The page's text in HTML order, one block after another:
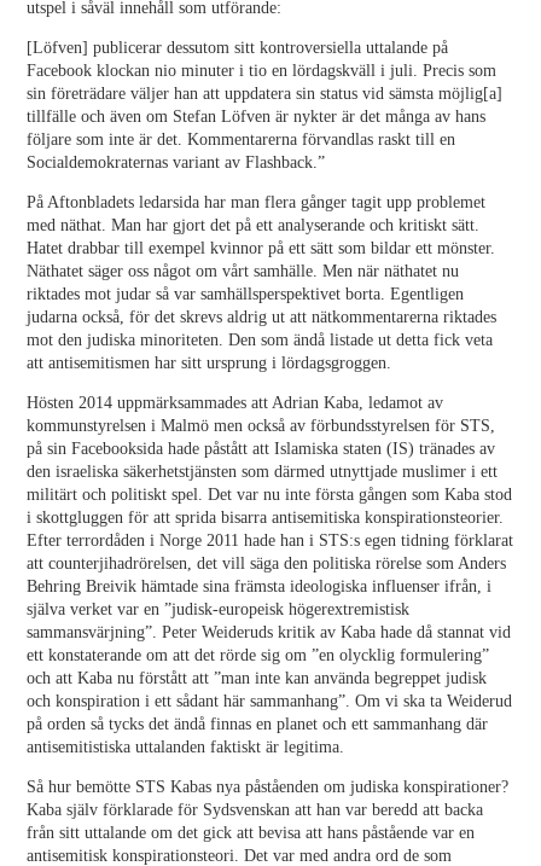
utspel i såväl innehåll som utförande:
[Löfven] publicerar dessutom sitt kontroversiella uttalande på
Facebook klockan nio minuter i tio en lördagskväll i juli. Precis som
sin företrädare väljer han att uppdatera sin status vid sämsta möjlig[a]
tillfälle och även om Stefan Löfven är nykter är det många av hans
följare som inte är det. Kommentarerna förvandlas raskt till en
Socialdemokraternas variant av Flashback.”
På Aftonbladets ledarsida har man flera gånger tagit upp problemet
med näthat. Man har gjort det på ett analyserande och kritiskt sätt.
Hatet drabbar till exempel kvinnor på ett sätt som bildar ett mönster.
Näthatet säger oss något om vårt samhälle. Men när näthatet nu
riktades mot judar så var samhällsperspektivet borta. Egentligen
judarna också, för det skrevs aldrig ut att nätkommentarerna riktades
mot den judiska minoriteten. Den som ändå listade ut detta fick veta
att antisemitismen har sitt ursprung i lördagsgroggen.
Hösten 2014 uppmärksammades att Adrian Kaba, ledamot av
kommunstyrelsen i Malmö men också av förbundsstyrelsen för STS,
på sin Facebooksida hade påstått att Islamiska staten (IS) tränades av
den israeliska säkerhetstjänsten som därmed utnyttjade muslimer i ett
militärt och politiskt spel. Det var nu inte första gången som Kaba stod
i skottgluggen för att sprida bisarra antisemitiska konspirationsteorier.
Efter terrordåden i Norge 2011 hade han i STS:s egen tidning förklarat
att counterjihadrörelsen, det vill säga den politiska rörelse som Anders
Behring Breivik hämtade sina främsta ideologiska influenser ifrån, i
själva verket var en ”judisk-europeisk högerextremistisk
sammansvärjning”. Peter Weideruds kritik av Kaba hade då stannat vid
ett konstaterande om att det rörde sig om ”en olycklig formulering”
och att Kaba nu förstått att ”man inte kan använda begreppet judisk
och konspiration i ett sådant här sammanhang”. Om vi ska ta Weiderud
på orden så tycks det ändå finnas en planet och ett sammanhang där
antisemitistiska uttalanden faktiskt är legitima.
Så hur bemötte STS Kabas nya påståenden om judiska konspirationer?
Kaba själv förklarade för Sydsvenskan att han var beredd att backa
från sitt uttalande om det gick att bevisa att hans påstående var en
antisemitisk konspirationsteori. Det var med andra ord de som